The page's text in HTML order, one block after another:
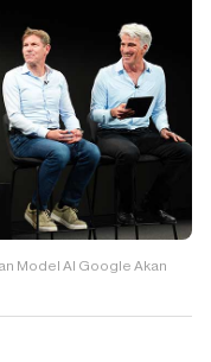
Model AI Google Akan